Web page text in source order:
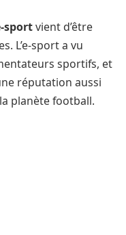
sportvient d’être
L’e-sport a vu
sportifs, et
réputation aussi
planète football.